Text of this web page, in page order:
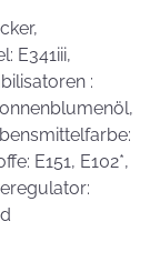
E341iii,
:
E151, E102*,